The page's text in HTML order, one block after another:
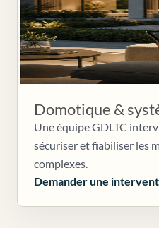
Domotique &
Une équipe GDLTC
sécuriser et fiabiliser les
complexes.
Demander une